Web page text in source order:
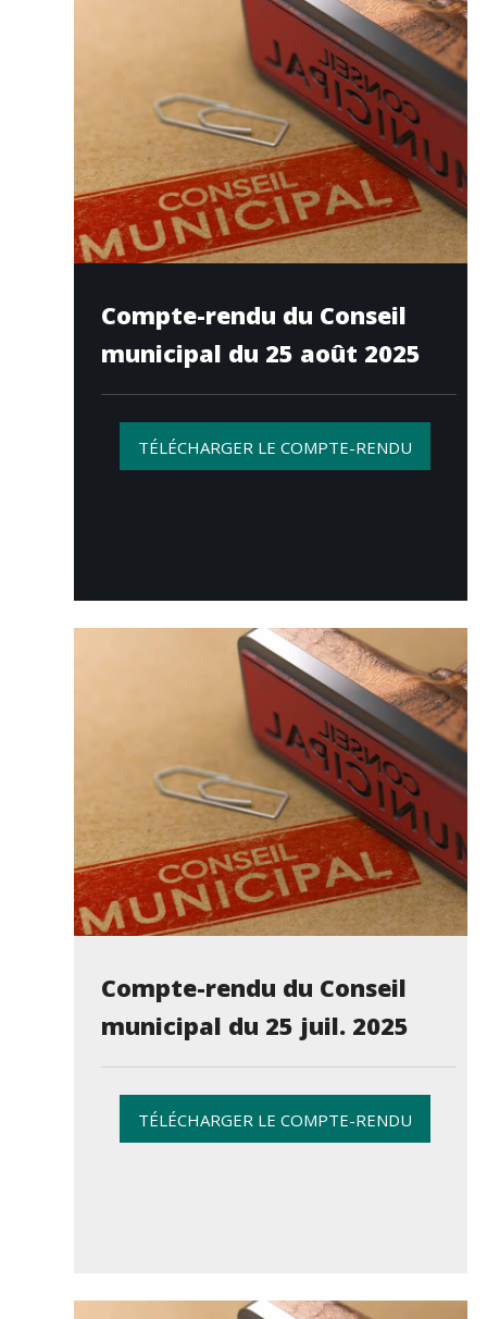
Compte-rendu du Conseil
municipal du 25 août 2025
TÉLÉCHARGER LE COMPTE-RENDU
Compte-rendu du Conseil
municipal du 25 juil. 2025
TÉLÉCHARGER LE COMPTE-RENDU